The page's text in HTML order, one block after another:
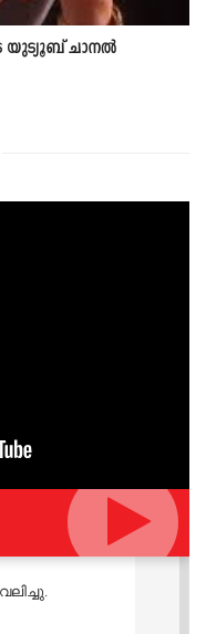
യുട്യൂബ് ചാനൽ